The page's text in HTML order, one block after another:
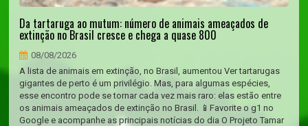
Da tartaruga ao mutum: número de animais ameaçados de
extinção no Brasil cresce e chega a quase 800
08/08/2026
A lista de animais em extinção, no Brasil, aumentou Ver tartarugas
gigantes de perto é um privilégio. Mas, para algumas espécies,
esse encontro pode se tornar cada vez mais raro: elas estão entre
os animais ameaçados de extinção no Brasil. 📱Favorite o g1 no
Google e acompanhe as principais notícias do dia O Projeto Tamar